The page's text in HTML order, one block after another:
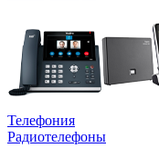
Телефония
Радиотелефоны